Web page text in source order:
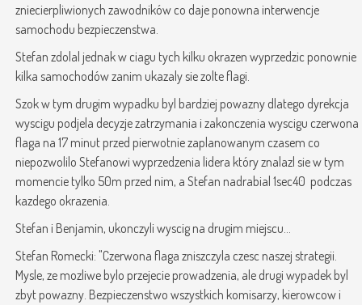
zniecierpliwionych zawodników co daje ponowna interwencje
samochodu bezpieczenstwa.
Stefan zdolal jednak w ciagu tych kilku okrazen wyprzedzic ponownie
kilka samochodów zanim ukazaly sie zolte flagi.
Szok w tym drugim wypadku byl bardziej powazny dlatego dyrekcja
wyscigu podjela decyzje zatrzymania i zakonczenia wyscigu czerwona
flaga na 17 minut przed pierwotnie zaplanowanym czasem co
niepozwolilo Stefanowi wyprzedzenia lidera który znalazl sie w tym
momencie tylko 50m przed nim, a Stefan nadrabial 1sec40 podczas
kazdego okrazenia.
Stefan i Benjamin, ukonczyli wyscig na drugim miejscu...
Stefan Romecki: "Czerwona flaga zniszczyla czesc naszej strategii.
Mysle, ze mozliwe bylo przejecie prowadzenia, ale drugi wypadek byl
zbyt powazny. Bezpieczenstwo wszystkich komisarzy, kierowcow i